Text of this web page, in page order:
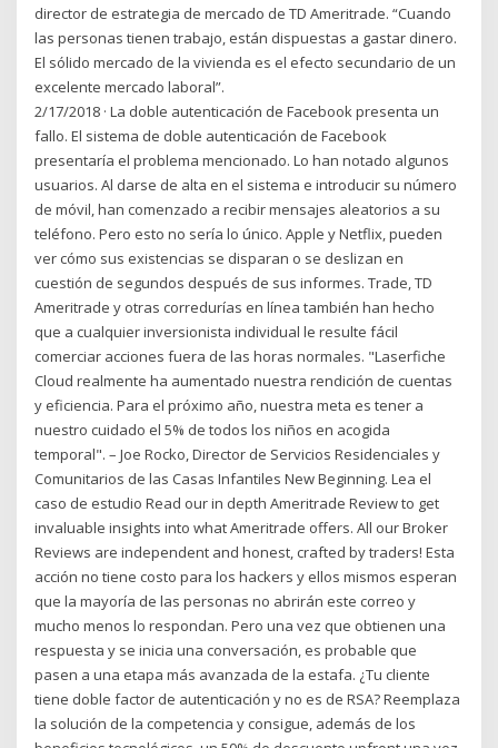
director de estrategia de mercado de TD Ameritrade. “Cuando
las personas tienen trabajo, están dispuestas a gastar dinero.
El sólido mercado de la vivienda es el efecto secundario de un
excelente mercado laboral”.
2/17/2018 · La doble autenticación de Facebook presenta un
fallo. El sistema de doble autenticación de Facebook
presentarí­a el problema mencionado. Lo han notado algunos
usuarios. Al darse de alta en el sistema e introducir su número
de móvil, han comenzado a recibir mensajes aleatorios a su
teléfono. Pero esto no serí­a lo único. Apple y Netflix, pueden
ver cómo sus existencias se disparan o se deslizan en
cuestión de segundos después de sus informes. Trade, TD
Ameritrade y otras corredurías en línea también han hecho
que a cualquier inversionista individual le resulte fácil
comerciar acciones fuera de las horas normales. "Laserfiche
Cloud realmente ha aumentado nuestra rendición de cuentas
y eficiencia. Para el próximo año, nuestra meta es tener a
nuestro cuidado el 5% de todos los niños en acogida
temporal". – Joe Rocko, Director de Servicios Residenciales y
Comunitarios de las Casas Infantiles New Beginning. Lea el
caso de estudio Read our in depth Ameritrade Review to get
invaluable insights into what Ameritrade offers. All our Broker
Reviews are independent and honest, crafted by traders! Esta
acción no tiene costo para los hackers y ellos mismos esperan
que la mayoría de las personas no abrirán este correo y
mucho menos lo respondan. Pero una vez que obtienen una
respuesta y se inicia una conversación, es probable que
pasen a una etapa más avanzada de la estafa. ¿Tu cliente
tiene doble factor de autenticación y no es de RSA? Reemplaza
la solución de la competencia y consigue, además de los